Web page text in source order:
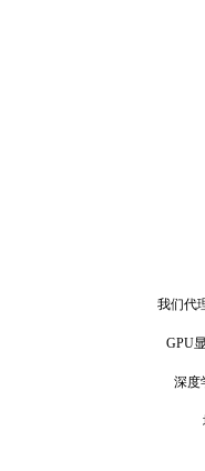
我们代
GPU
深度